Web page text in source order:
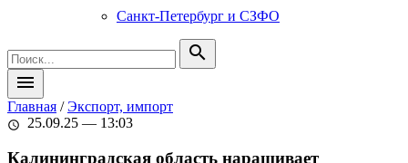
Санкт-Петербург и СЗФО
search
menu
Главная /Экспорт, импорт
schedule 25.09.25 — 13:03
Калининградская область наращивает